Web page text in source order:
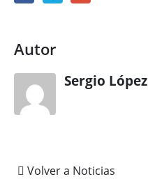
Autor
Sergio López
Volver a Noticias